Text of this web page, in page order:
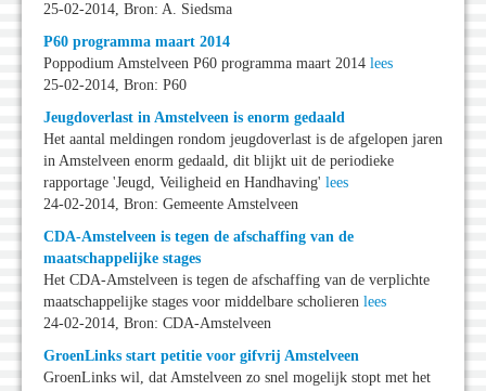
25-02-2014, Bron: A. Siedsma
P60 programma maart 2014
Poppodium Amstelveen P60 programma maart 2014 lees
25-02-2014, Bron: P60
Jeugdoverlast in Amstelveen is enorm gedaald
Het aantal meldingen rondom jeugdoverlast is de afgelopen jaren
in Amstelveen enorm gedaald, dit blijkt uit de periodieke
rapportage 'Jeugd, Veiligheid en Handhaving' lees
24-02-2014, Bron: Gemeente Amstelveen
CDA-Amstelveen is tegen de afschaffing van de
maatschappelijke stages
Het CDA-Amstelveen is tegen de afschaffing van de verplichte
maatschappelijke stages voor middelbare scholieren lees
24-02-2014, Bron: CDA-Amstelveen
GroenLinks start petitie voor gifvrij Amstelveen
GroenLinks wil, dat Amstelveen zo snel mogelijk stopt met het